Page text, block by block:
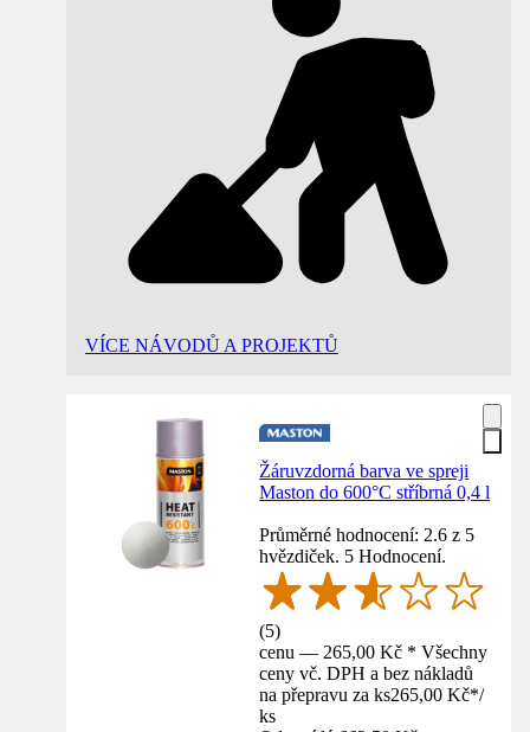
VÍCE NÁVODŮ A PROJEKTŮ
Žáruvzdorná barva ve spreji
Maston do 600°C stříbrná 0,4 l
Průměrné hodnocení: 2.6 z 5
hvězdiček. 5 Hodnocení.
(5)
cenu — 265,00 Kč * Všechny
ceny vč. DPH a bez nákladů
na přepravu za ks265,00 Kč*/
ks